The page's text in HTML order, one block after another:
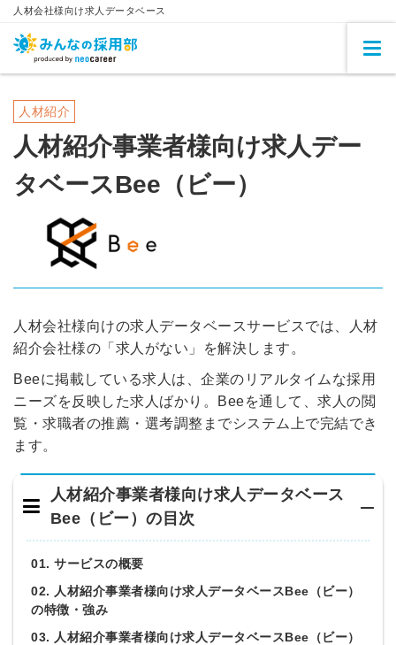
人材会社様向け求人データベース
人材紹介
人材紹介事業者様向け求人デー
タベースBee（ビー）
人材会社様向けの求人データベースサービスでは、人材
紹介会社様の「求人がない」を解決します。
Beeに掲載している求人は、企業のリアルタイムな採用
ニーズを反映した求人ばかり。Beeを通して、求人の閲
覧・求職者の推薦・ 選考調整までシステム上で完結でき
ます。
人材紹介事業者様向け求人データベース
Bee（ビー）の目次
01. サービスの概要
02. 人材紹介事業者様向け求人データベースBee（ビー）
の特徴・強み
03. 人材紹介事業者様向け求人データベースBee（ビー）